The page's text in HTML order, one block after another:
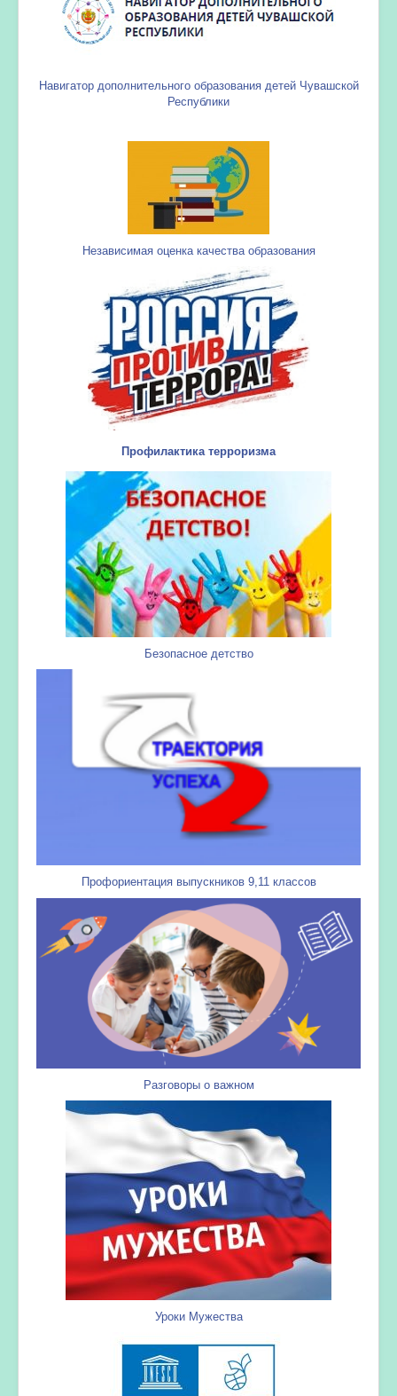
Навигатор дополнительного образования детей Чувашской
Республики
Независимая оценка качества образования
Профилактика терроризма
Безопасное детство
Профориентация выпускников 9,11 классов
Разговоры о важном
Уроки Мужества